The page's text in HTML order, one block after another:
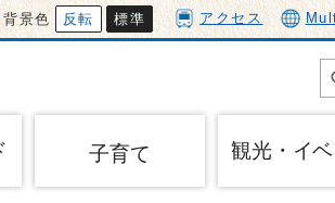
背景色 反転 標準 アクセス
子育て 観光・イベ